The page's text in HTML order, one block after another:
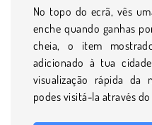
No topo do ecrã, vês
enche quando ganhas
cheia, o item
adicionado à tua
visualização rápida da
podes visitá-la através